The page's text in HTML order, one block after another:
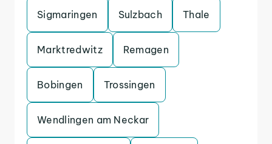
Sigmaringen Sulzbach Thale
Marktredwitz Remagen
Bobingen Trossingen
Wendlingen am Neckar